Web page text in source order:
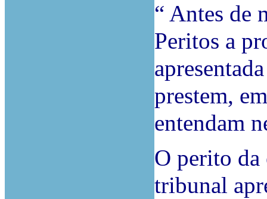
“ Antes de
Peritos a
prestem,
entendam
O perito da
tribunal